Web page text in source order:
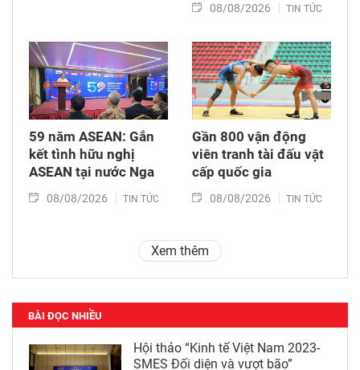
08/08/2026 TIN TỨC
59 năm ASEAN: Gắn
kết tình hữu nghị
ASEAN tại nước Nga
08/08/2026 TIN TỨC
Gần 800 vận động
viên tranh tài đấu vật
cấp quốc gia
08/08/2026 TIN TỨC
Xem thêm
BÀI ĐỌC NHIỀU
Hội thảo “Kinh tế Việt Nam 2023-
SMES Đối diện và vượt bão”